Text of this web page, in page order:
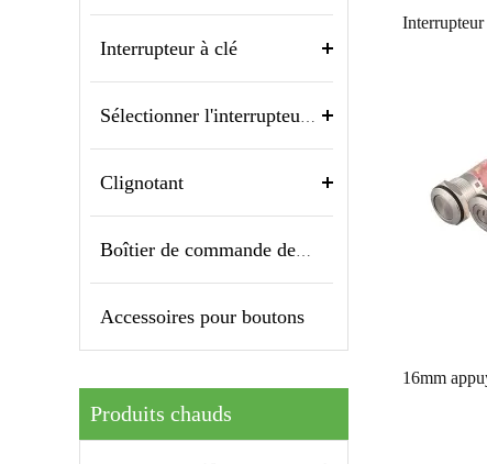
Interrupteur à clé
Clignotant
Accessoires pour boutons
Produits chauds